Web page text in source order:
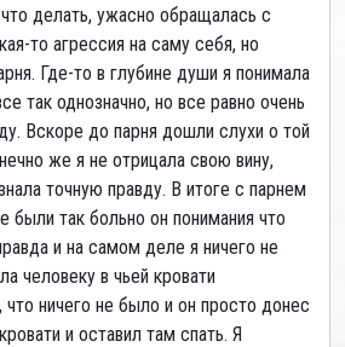
делать, ужасно обращалась с
то агрессия на саму себя, но
Где-то в глубине души я понимала
так однозначно, но все равно очень
Вскоре до парня дошли слухи о той
же я не отрицала свою вину,
точную правду. В итоге с парнем
были так больно он понимания что
и на самом деле я ничего не
человеку в чьей кровати
что ничего не было и он просто донес
и оставил там спать. Я